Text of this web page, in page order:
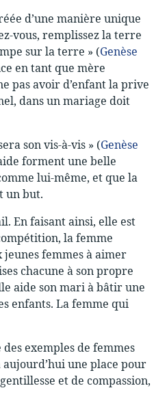
d’une manière unique
vous, remplissez la terre
sur la terre » (Genèse
en tant que mère
pas avoir d’enfant la prive
dans un mariage doit
son vis-à-vis » (Genèse
forment une belle
lui-même, et que la
un but.
En faisant ainsi, elle est
la femme
femmes à aimer
chacune à son propre
aide son mari à bâtir une
enfants. La femme qui
exemples de femmes
une place pour
et de compassion,